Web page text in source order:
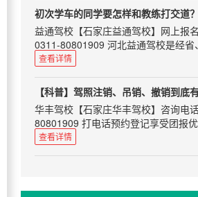
来来来，都来学着点！
1、准备一张白纸或者白色手绢
把白纸拿在手上或者把手绢铺在自己
别怕丢脸，它会在镜头之外默默支持
如果拍摄过写真的同学一定见过白色
他们作用是一样的哦。
经过反射的灯光打到脸上会让脸看起来
也能让肌肤看起来更明亮自...
松学车，享受快乐生活。
很多女性对于开车驾驶知识不了解，
无策,面对于驾驶知识不了解这些问
呢？女性开车又该注意什么？
1、不穿高跟鞋
穿着高跟鞋开车隐藏的车祸是其
因为不管是不是紧急刹车，滑脚的机
有可能扭伤自己的脚。所以建议经常
主，可以在车上多放一双平底鞋，下
鞋，一点也不影响你的美丽，还很安
呢。
2、手套要少用
初次学车的同学要怎样和教练打交道？
益通驾校 【石家庄益通驾校】网上报
0311-80801909 河北益通驾校是经省
交通部门正式批准的培训与考场为一
套考试科目。
刚开始学车，许多同学都会问，要怎
系呢？实际上和教练有良好的沟通，
路愉快而充实，而且说不定还能和这
生活中的益友。所以初次学车，我们
要点。
查看详情
【科普】驾照注销、吊销、撤销到底
华丰驾校 【石家庄华丰驾校】咨询电
80801909 打电话预约登记享受团报
车全程专属客服 星级教练一对一教学
查看详情